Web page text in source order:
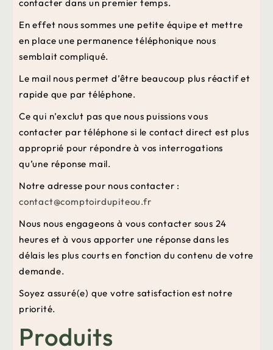
contacter dans un premier temps.
En effet nous sommes une petite équipe et mettre
en place une permanence téléphonique nous
semblait compliqué.
Le mail nous permet d’être beaucoup plus réactif et
rapide que par téléphone.
Ce qui n’exclut pas que nous puissions vous
contacter par téléphone si le contact direct est plus
approprié pour répondre à vos interrogations
qu’une réponse mail.
Notre adresse pour nous contacter :
contact@comptoirdupiteou.fr
Nous nous engageons à vous contacter sous 24
heures et à vous apporter une réponse dans les
délais les plus courts en fonction du contenu de votre
demande.
Soyez assuré(e) que votre satisfaction est notre
priorité.
Produits